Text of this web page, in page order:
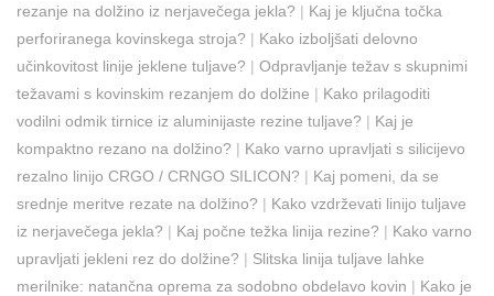
rezanje na dolžino iz nerjavečega jekla? | Kaj je ključna točka
perforiranega kovinskega stroja? | Kako izboljšati delovno
učinkovitost linije jeklene tuljave? | Odpravljanje težav s skupnimi
težavami s kovinskim rezanjem do dolžine | Kako prilagoditi
vodilni odmik tirnice iz aluminijaste rezine tuljave? | Kaj je
kompaktno rezano na dolžino? | Kako varno upravljati s silicijevo
rezalno linijo CRGO / CRNGO SILICON? | Kaj pomeni, da se
srednje meritve rezate na dolžino? | Kako vzdrževati linijo tuljave
iz nerjavečega jekla? | Kaj počne težka linija rezine? | Kako varno
upravljati jekleni rez do dolžine? | Slitska linija tuljave lahke
merilnike: natančna oprema za sodobno obdelavo kovin | Kako je